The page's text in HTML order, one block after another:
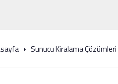
Sunucu Kiralama Çözümleri